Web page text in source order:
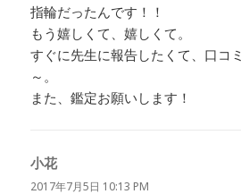
指輪だったんです！！
もう嬉しくて、嬉しくて。
すぐに先生に報告したくて、口コ
～。
また、鑑定お願いします！
小花よ
り:
2017年7月5日 10:13 PM